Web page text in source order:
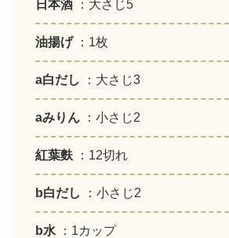
日本酒 ：大さじ5
油揚げ ：1枚
a白だし ：大さじ3
aみりん ：小さじ2
紅葉麩 ：12切れ
b白だし ：小さじ2
b水 ：1カップ